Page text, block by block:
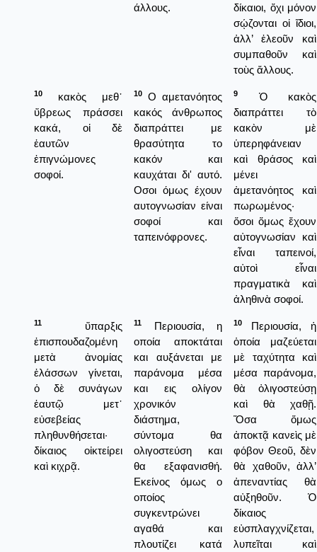
άλλους.
δίκαιοι, ὄχι μόνον
σῴζονται οἱ ἴδιοι,
ἀλλ’ ἐλεοῦν καὶ
συμπαθοῦν καὶ
τοὺς ἄλλους.
10
κακὸς μεθ᾿
ὕβρεως πράσσει
κακά, οἱ δὲ
ἑαυτῶν
ἐπιγνώμονες
σοφοί.
10
Ο αμετανόητος
κακός άνθρωπος
διαπράττει με
θρασύτητα το
κακόν και
καυχάται δι' αυτό.
Οσοι όμως έχουν
αυτογνωσίαν είναι
σοφοί και
ταπεινόφρονες.
9
Ὁ κακὸς
διαπράττει τὸ
κακὸν μὲ
ὑπερηφάνειαν
καὶ θράσος καὶ
μένει
ἀμετανόητος καὶ
πωρωμένος·
ὅσοι ὅμως ἔχουν
αὐτογνωσίαν καὶ
εἶναι ταπεινοί,
αὐτοὶ εἶναι
πραγματικὰ καὶ
ἀληθινὰ σοφοί.
11
ὕπαρξις
ἐπισπουδαζομένη
μετὰ ἀνομίας
ἐλάσσων γίνεται,
ὁ δὲ συνάγων
ἑαυτῷ μετ᾿
εὐσεβείας
πληθυνθήσεται·
δίκαιος οἰκτείρει
καὶ κιχρᾷ.
11
Περιουσία, η
οποία αποκτάται
και αυξάνεται με
παράνομα μέσα
και εις ολίγον
χρονικόν
διάστημα,
σύντομα θα
ολιγοστεύση και
θα εξαφανισθή.
Εκείνος όμως ο
οποίος
συγκεντρώνει
αγαθά και
πλουτίζει κατά
10
Περιουσία, ἡ
ὁποία μαζεύεται
μὲ ταχύτητα καὶ
μέσα παράνομα,
θὰ ὀλιγοστεύσῃ
καὶ θὰ χαθῇ.
Ὅσα ὅμως
ἀποκτᾷ κανεὶς μὲ
φόβον Θεοῦ, δὲν
θὰ χαθοῦν, ἀλλ’
ἀπεναντίας θὰ
αὐξηθοῦν. Ὁ
δίκαιος
εὐσπλαγχνίζεται,
λυπεῖται καὶ